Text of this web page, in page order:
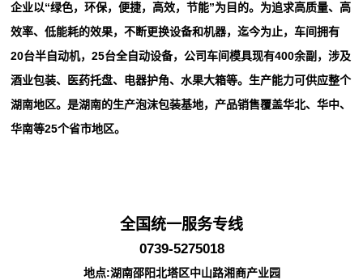
企业以“绿色，环保，便捷，高效，节能”为目的。为追求高质量、高
效率、低能耗的效果，不断更换设备和机器，迄今为止，车间拥有
20台半自动机，25台全自动设备，公司车间模具现有400余副，涉及
酒业包装、医药托盘、电器护角、水果大箱等。生产能力可供应整个
湖南地区。是湖南的生产泡沫包装基地，产品销售覆盖华北、华中、
华南等25个省市地区。
全国统一服务专线
0739-5275018
地点:湖南邵阳北塔区中山路湘商产业园